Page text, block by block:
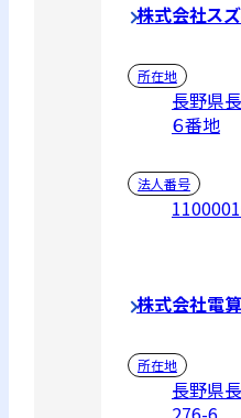
株式会社ス
所在地
長野県
６番地
法人番号
株式会社電算
所在地
長野県